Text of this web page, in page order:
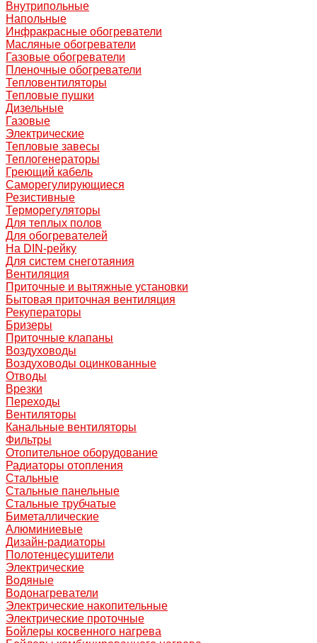
Внутрипольные
Напольные
Инфракрасные обогреватели
Масляные обогреватели
Газовые обогреватели
Пленочные обогреватели
Тепловентиляторы
Тепловые пушки
Дизельные
Газовые
Электрические
Тепловые завесы
Теплогенераторы
Греющий кабель
Саморегулирующиеся
Резистивные
Терморегуляторы
Для теплых полов
Для обогревателей
На DIN-рейку
Для систем снеготаяния
Вентиляция
Приточные и вытяжные установки
Бытовая приточная вентиляция
Рекуператоры
Бризеры
Приточные клапаны
Воздуховоды
Воздуховоды оцинкованные
Отводы
Врезки
Переходы
Вентиляторы
Канальные вентиляторы
Фильтры
Отопительное оборудование
Радиаторы отопления
Стальные
Стальные панельные
Стальные трубчатые
Биметаллические
Алюминиевые
Дизайн-радиаторы
Полотенцесушители
Электрические
Водяные
Водонагреватели
Электрические накопительные
Электрические проточные
Бойлеры косвенного нагрева